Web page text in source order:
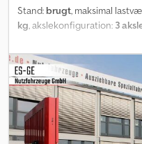
Stand: brugt, maksimal
kg, akslekonfiguration: 3
længde:13.860 mm, samlet
mm, Udstyr:ABS, KRONE SD
----KØRETØJSHISTORIE *
på anmodning (interiør og
Type SD * SANH-platform
Version: 1227XBF1 Dkjdpfezr